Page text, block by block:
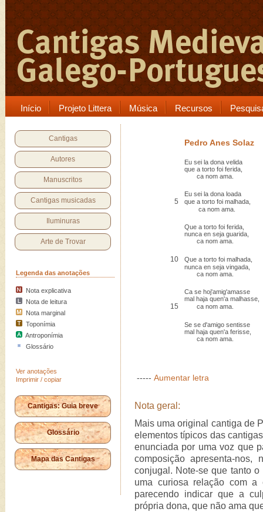
Início Projeto Littera Música Recursos
Cantigas
Autores
Manuscritos
Cantigas musicadas
Iluminuras
Arte de Trovar
Legenda das anotações
Nota explicativa
Nota de leitura
Nota marginal
Toponímia
Antroponímia
Glossário
Ver anotações
Imprimir / copiar
Cantigas: Guia breve
Glossário
Mapa das Cantigas
Pedro Anes Solaz
Eu sei la dona velida
que a torto foi ferida,
ca nom ama.
Eu sei la dona loada
5
que a torto foi malhada,
ca nom ama.
Que a torto foi ferida,
nunca en seja guarida,
ca nom ama.
10
Que a torto foi malhada,
nunca en seja vingada,
ca nom ama.
Ca se hoj'amig'amasse
mal haja quen'a malhasse,
15 ca nom ama.
Se se d'amigo sentisse
mal haja quen'a ferisse,
ca nom ama.
----- Aumentar letra
Nota geral:
Mais uma original cantiga de
elementos típicos das
enunciada por uma voz que
composição apresenta-
conjugal. Note-se que tanto
uma curiosa relação com a
parecendo indicar que a
própria dona, que não ama